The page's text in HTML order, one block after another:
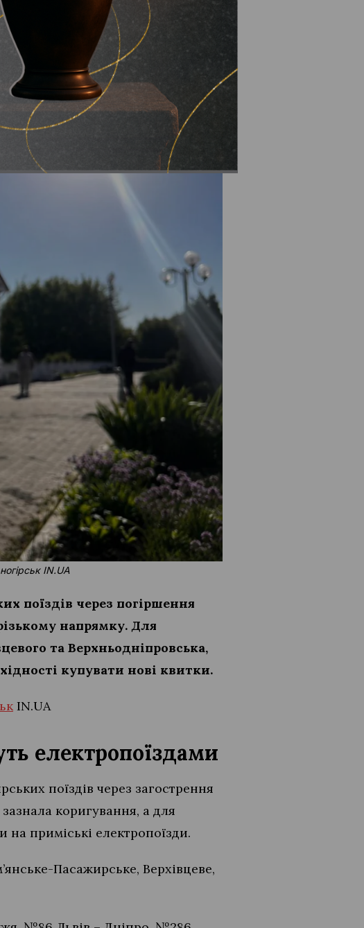
із
IN.UA
поїздів через погіршення
напрямку. Для
та Верхньодніпровська,
купувати нові квитки.
IN.UA
електропоїздами
поїздів через загострення
коригування, а для
на приміські електропоїзди.
Пасажирське, Верхівцеве,